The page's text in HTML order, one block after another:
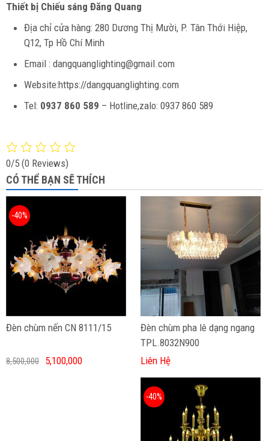
Thiết bị Chiếu sáng Đăng Quang
Địa chỉ cửa hàng: 280 Dương Thị Mười, P. Tân Thới Hiệp,
Q12, Tp Hồ Chí Minh
Email : dangquanglighting@gmail.com
Website:https://dangquanglighting.com
Tel: 0937 860 589 – Hotline,zalo: 0937 860 589
0/5 (0 Reviews)
CÓ THỂ BẠN SẼ THÍCH
Đèn chùm nến CN 8111/15
-40%
8,500,000 5,100,000
Đèn chùm pha lê dạng ngang
TPL.8032N900
Liên Hệ
-40%